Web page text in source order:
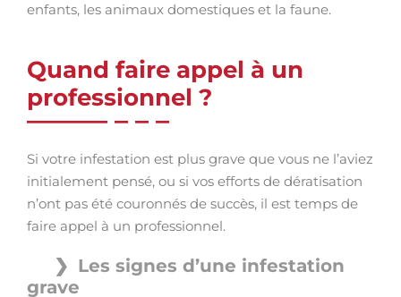
enfants, les animaux domestiques et la faune.
Quand faire appel à un
professionnel ?
Si votre infestation est plus grave que vous ne l’aviez
initialement pensé, ou si vos efforts de dératisation
n’ont pas été couronnés de succès, il est temps de
faire appel à un professionnel.
Les signes d’une infestation
grave